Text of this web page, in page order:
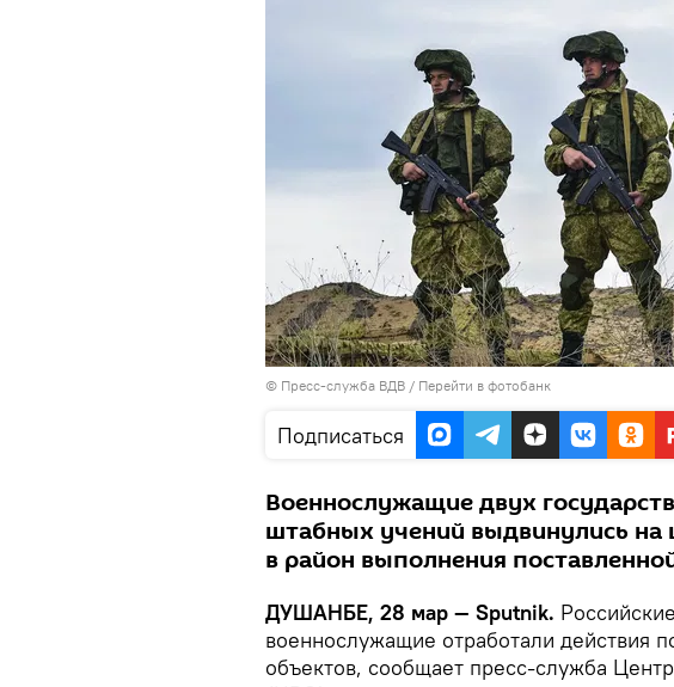
© Пресс-служба ВДВ / Перейти в фотобанк
Подписаться
Военнослужащие двух
штабных учений выдвинулись на
в район выполнения
ДУШАНБЕ, 28 мар — Sputnik.
военнослужащие отработали действия
объектов, сообщает пресс-служба